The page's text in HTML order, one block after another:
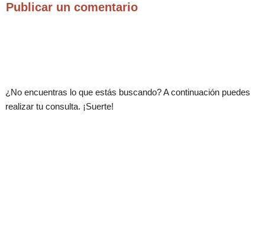
Publicar un comentario
¿No encuentras lo que estás buscando? A continuación puedes
realizar tu consulta. ¡Suerte!